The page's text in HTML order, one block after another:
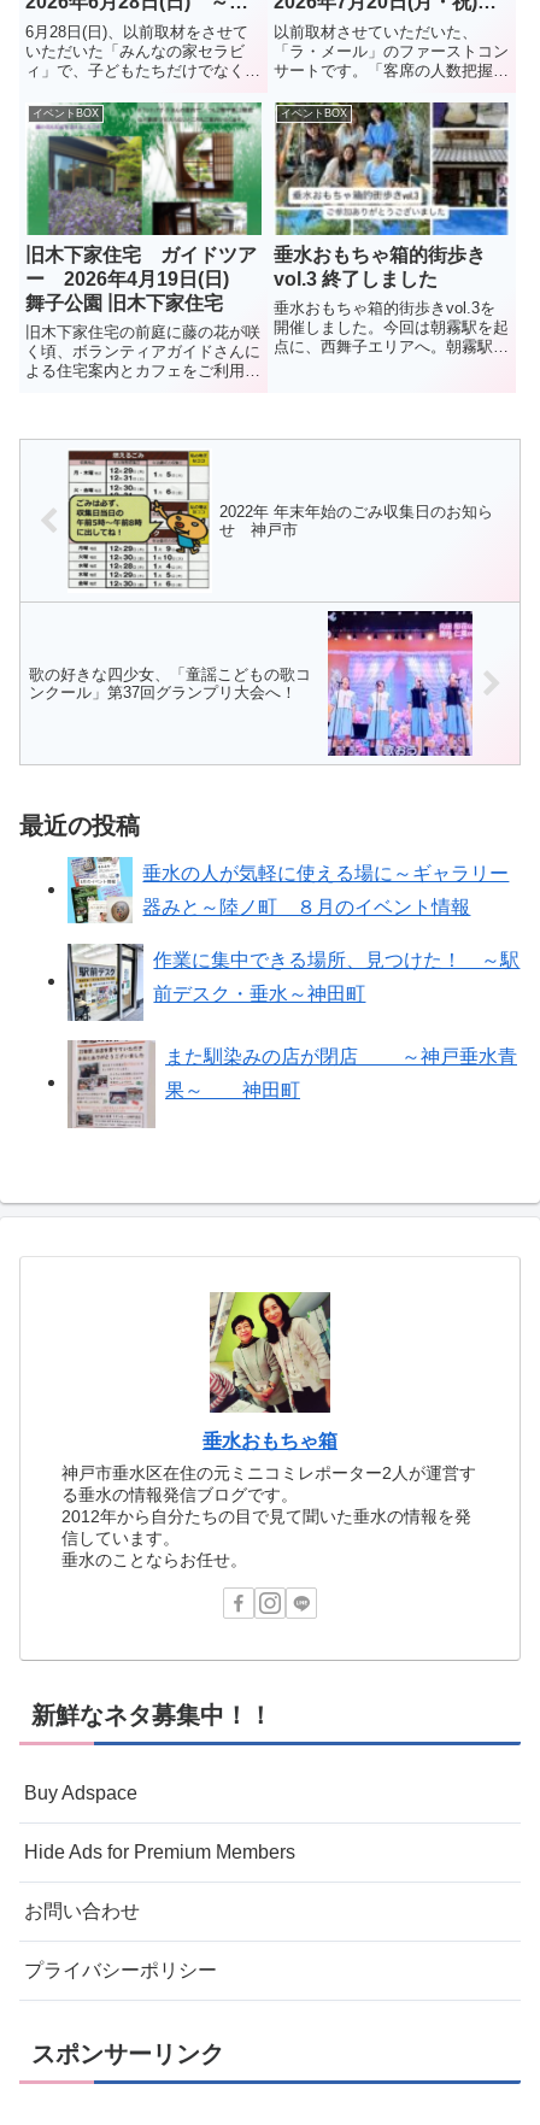
んなの家セラビィ～ 平磯
6月28日(日)、以前取材をさせて
いただいた「みんなの家セラビ
ィ」で、子どもたちだけでなく大
ーけっと」開催。イベント内で
の、こども職業体験は予約制で、
残り数枠空きあり。（下記：こど
も店長募集中 参照）
明石人丸教会
以前取材させていただいた、
「ラ・メール」のファーストコン
サートです。「客席の人数把握の
せの程よろしくお願い致します」
ということです。また、団員も募
集中とのこと。コンサート参加希
望、入団希望、ともに下記へ（チ
ラシ...
イベントBOX
旧木下家住宅 ガイドツア
ー 2026年4月19日(日)
舞子公園 旧木下家住宅
旧木下家住宅の前庭に藤の花が咲
く頃、ボランティアガイドさんに
よる住宅案内とカフェをご利用い
2026年4月19日（日）午前の
部:10:30～11:30 ...
イベントBOX
垂水おもちゃ箱的街歩き
vol.3 終了しました
垂水おもちゃ箱的街歩きvol.3を
開催しました。今回は朝霧駅を起
点に、西舞子エリアへ。朝霧駅か
りてGOOD2TERRAC...
2022年 年末年始のごみ収集日のお知ら
せ 神戸市
歌の好きな四少女、「童謡こどもの歌コ
ンクール」第37回グランプリ大会へ！
最近の投稿
垂水の人が気軽に使える場に～ギャラリー
器みと～陸ノ町 ８月のイベント情報
作業に集中できる場所、見つけた！ ～駅
前デスク・垂水～神田町
また馴染みの店が閉店 ～神戸垂水青
果～ 神田町
垂水おもちゃ箱
神戸市垂水区在住の元ミニコミレポーター2人が運営す
る垂水の情報発信ブログです。
2012年から自分たちの目で見て聞いた垂水の情報を発
信しています。
垂水のことならお任せ。
新鮮なネタ募集中！！
Buy Adspace
Hide Ads for Premium Members
お問い合わせ
プライバシーポリシー
スポンサーリンク